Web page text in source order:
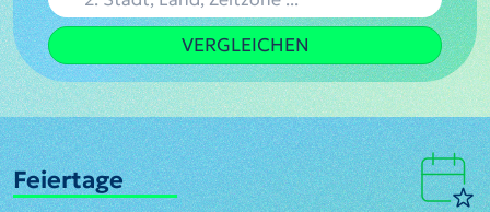
VERGLEICHEN
Feiertage